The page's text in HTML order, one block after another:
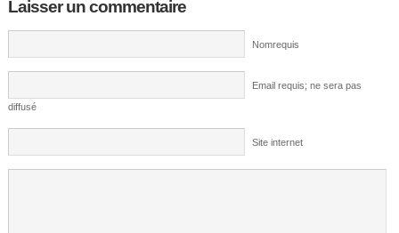
Laisser un commentaire
Nomrequis
Email requis; ne sera pas
diffusé
Site internet